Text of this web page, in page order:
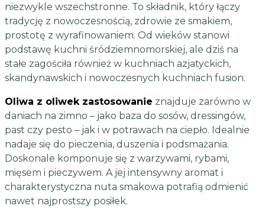
niezwykle wszechstronne. To składnik, który łączy
tradycję z nowoczesnością, zdrowie ze smakiem,
prostotę z wyrafinowaniem. Od wieków stanowi
podstawę kuchni śródziemnomorskiej, ale dziś na
stałe zagościła również w kuchniach azjatyckich,
skandynawskich i nowoczesnych kuchniach fusion.
Oliwa z oliwek zastosowanie znajduje zarówno w
daniach na zimno – jako baza do sosów, dressingów,
past czy pesto – jak i w potrawach na ciepło. Idealnie
nadaje się do pieczenia, duszenia i podsmażania.
Doskonale komponuje się z warzywami, rybami,
mięsem i pieczywem. A jej intensywny aromat i
charakterystyczna nuta smakowa potrafią odmienić
nawet najprostszy posiłek.